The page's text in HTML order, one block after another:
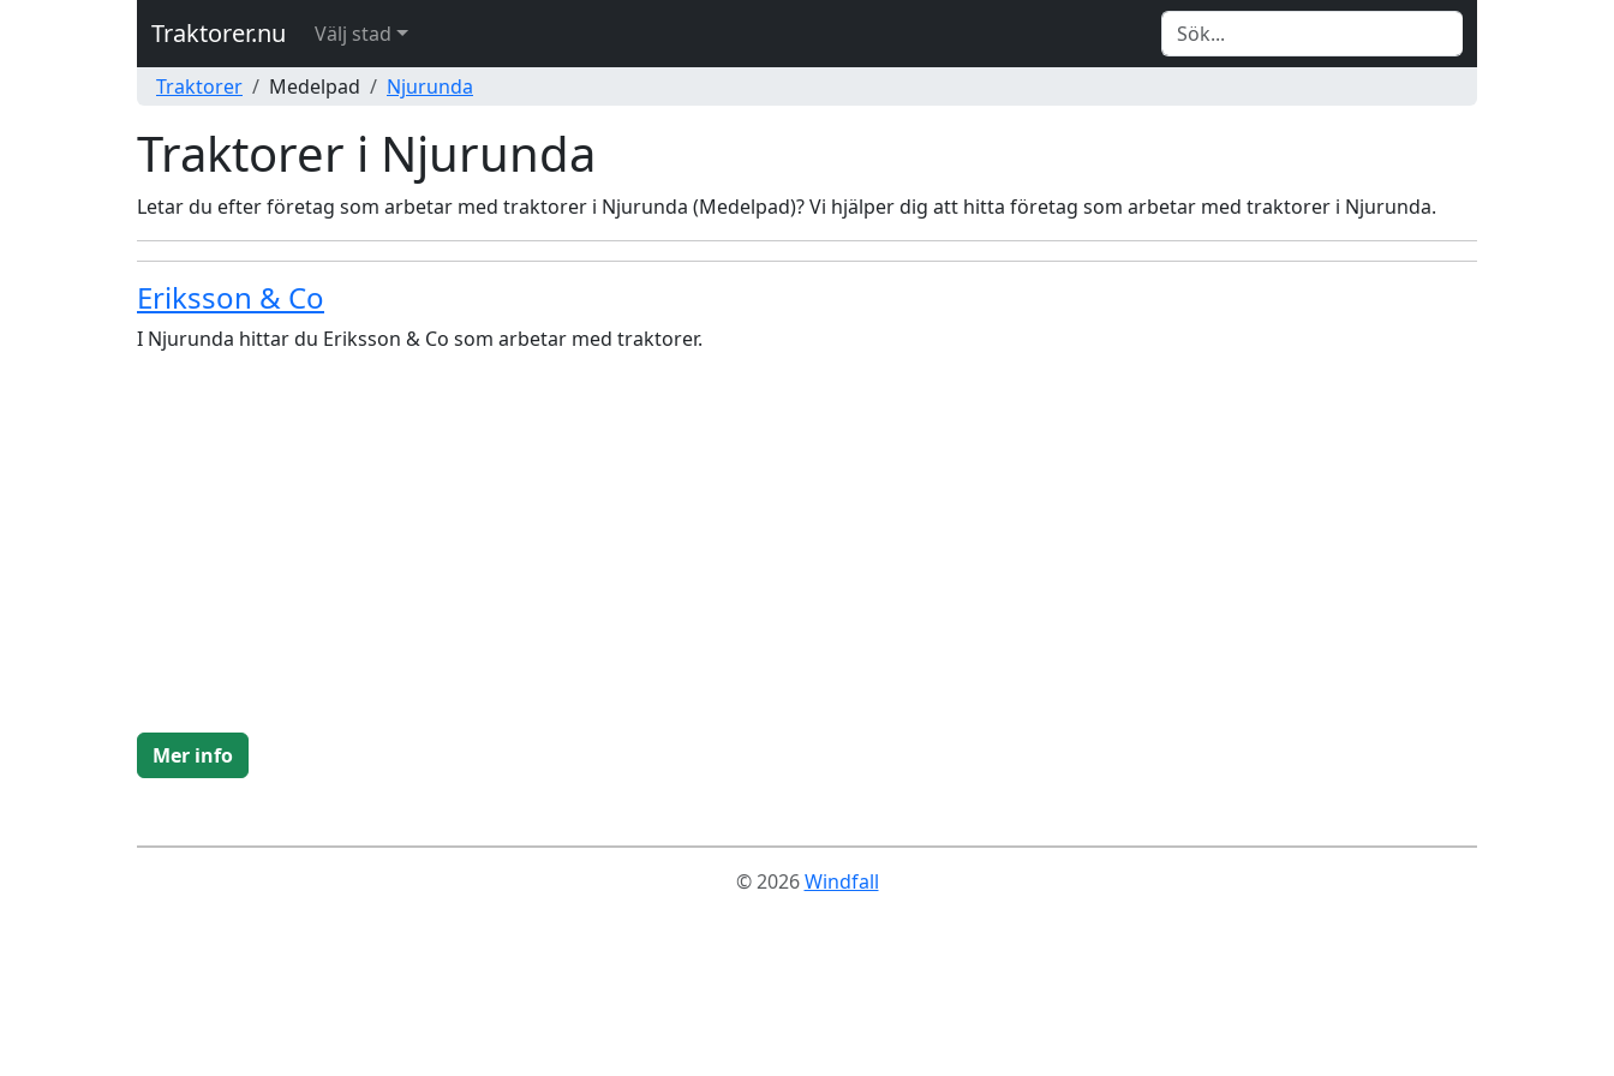
Traktorer.nu
Välj stad
Traktorer
Medelpad Njurunda
Traktorer i Njurunda
Letar du efter företag som arbetar med traktorer i Njurunda (Medelpad)? Vi hjälper dig att hitta företag som arbetar med traktorer i Njurunda.
Eriksson & Co
I Njurunda hittar du Eriksson & Co som arbetar med traktorer.
Mer info
© 2026Windfall